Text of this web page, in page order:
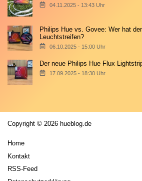
04.11.2025 - 13:43 Uhr
Philips Hue vs. Govee: Wer hat
Leuchtstreifen?
06.10.2025 - 15:00 Uhr
Der neue Philips Hue Flux
17.09.2025 - 18:30 Uhr
Copyright © 2026 hueblog.de
Home
Kontakt
RSS-Feed